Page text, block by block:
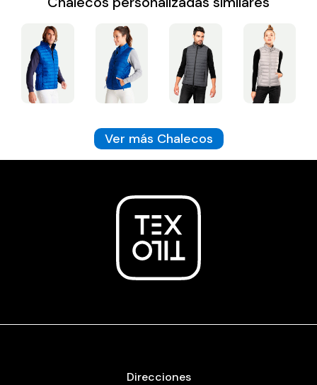
Ver más Chalecos
Direcciones